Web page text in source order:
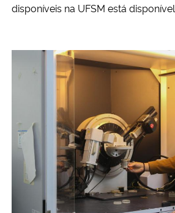
disponíveis na UFSM está disponível